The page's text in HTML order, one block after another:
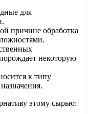
для
причине обработка
некоторую
к типу
этому сырью: